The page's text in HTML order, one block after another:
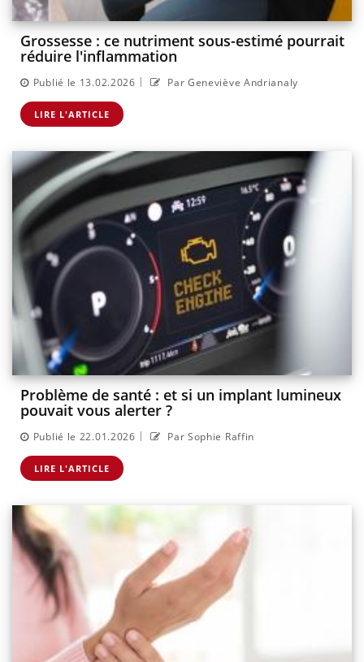
Grossesse : ce nutriment sous-estimé pourrait
réduire l'inflammation
Publié le 13.02.2026 | Par Geneviève Andrianaly
LIRE L'ARTICLE
Problème de santé : et si un implant lumineux
pouvait vous alerter ?
Publié le 22.01.2026 | Par Sophie Raffin
LIRE L'ARTICLE